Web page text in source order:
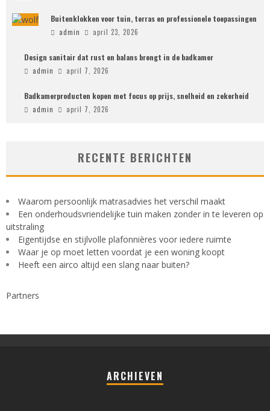
Buitenklokken voor tuin, terras en professionele toepassingen
admin april 23, 2026
Design sanitair dat rust en balans brengt in de badkamer
admin april 7, 2026
Badkamerproducten kopen met focus op prijs, snelheid en zekerheid
admin april 7, 2026
RECENTE BERICHTEN
Waarom persoonlijk matrasadvies het verschil maakt
Een onderhoudsvriendelijke tuin maken zonder in te leveren op
uitstraling
Eigentijdse en stijlvolle plafonnières voor iedere ruimte
Waar je op moet letten voordat je een woning koopt
Heeft een airco altijd een slang naar buiten?
Partners
ARCHIEVEN